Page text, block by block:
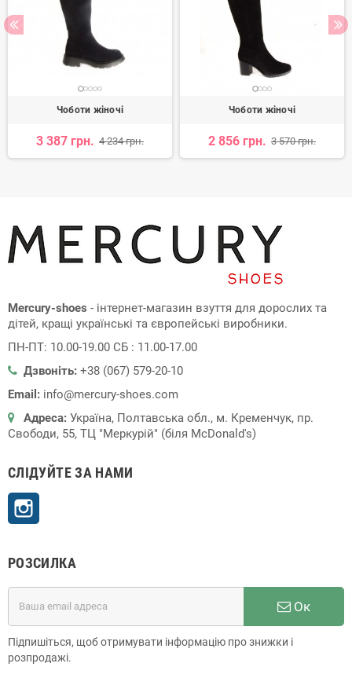
Чоботи жіночі
3 387 грн. 4 234 грн.
Чоботи жіночі
2 856 грн. 3 570 грн.
Mercury-shoes - інтернет-магазин взуття для дорослих та
дітей, кращі українські та європейські виробники.
ПН-ПТ: 10.00-19.00 СБ : 11.00-17.00
Дзвоніть: +38 (067) 579-20-10
Email: info@mercury-shoes.com
Адреса: Україна, Полтавська обл., м. Кременчук, пр.
Свободи, 55, ТЦ "Меркурій" (біля McDonald's)
СЛІДУЙТЕ ЗА НАМИ
РОЗСИЛКА
Ок
Підпишіться, щоб отримувати інформацію про знижки і
розпродажі.